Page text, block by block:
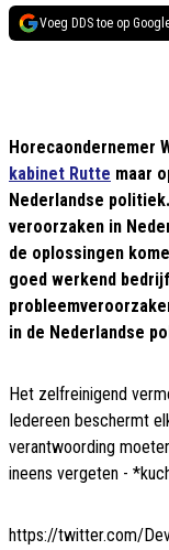
Voeg DDS toe op
Horecaondernemer
kabinet Rutte maar
Nederlandse
veroorzaken in
de oplossingen
goed werkend
in de Nederlandse
Het zelfreinigend
Iedereen beschermt
verantwoording
ineens vergeten -
https://twitter.com/